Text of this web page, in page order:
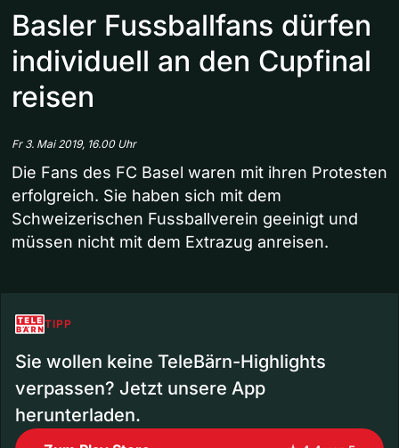
Basler Fussballfans dürfen
individuell an den Cupfinal
reisen
Fr 3. Mai 2019, 16.00 Uhr
Die Fans des FC Basel waren mit ihren Protesten
erfolgreich. Sie haben sich mit dem
Schweizerischen Fussballverein geeinigt und
müssen nicht mit dem Extrazug anreisen.
TIPP
Sie wollen keine TeleBärn-Highlights
verpassen? Jetzt unsere App
herunterladen.